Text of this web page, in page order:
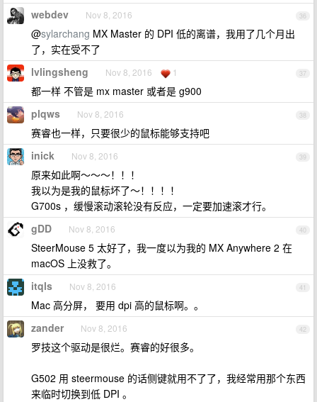
36
webdev Nov 8, 2016
@sylarchang MX Master 的 DPI 低的离谱，我用了几个月出
了，实在受不了
37
lvlingsheng Nov 8, 2016 1
都一样 不管是 mx master 或者是 g900
38
plqws Nov 8, 2016
赛睿也一样，只要很少的鼠标能够支持吧
39
inick Nov 8, 2016
原来如此啊～～～！！！
我以为是我的鼠标坏了～！！！！
G700s ，缓慢滚动滚轮没有反应，一定要加速滚才行。
40
gDD Nov 8, 2016
SteerMouse 5 太好了，我一度以为我的 MX Anywhere 2 在
macOS 上没救了。
41
itqls Nov 8, 2016
Mac 高分屏， 要用 dpi 高的鼠标啊。。
42
zander Nov 8, 2016
罗技这个驱动是很烂。赛睿的好很多。
G502 用 steermouse 的话侧键就用不了了，我经常用那个东西
来临时切换到低 DPI 。